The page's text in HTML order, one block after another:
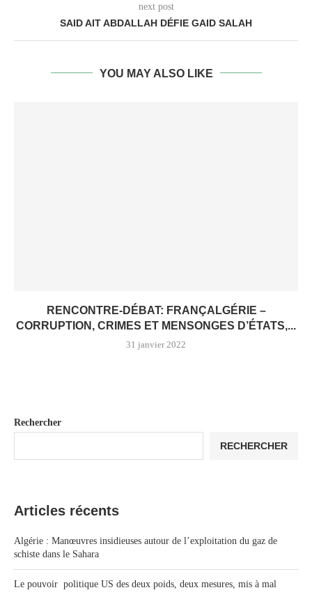
next post
SAID AIT ABDALLAH DÉFIE GAID SALAH
YOU MAY ALSO LIKE
RENCONTRE-DÉBAT: FRANÇALGÉRIE –
CORRUPTION, CRIMES ET MENSONGES D’ÉTATS,...
31 janvier 2022
Rechercher
RECHERCHER
Articles récents
Algérie : Manœuvres insidieuses autour de l’exploitation du gaz de
schiste dans le Sahara
Le pouvoir politique US des deux poids, deux mesures, mis à mal